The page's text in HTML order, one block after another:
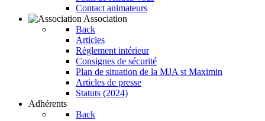
Contact animateurs
Association
Back
Articles
Règlement intérieur
Consignes de sécurité
Plan de situation de la MJA st Maximin
Articles de presse
Statuts (2024)
Adhérents
Back